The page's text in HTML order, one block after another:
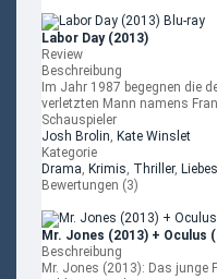
Labor Day (2013)
Review
Beschreibung
Im Jahr 1987 begegnen die
verletzten Mann namens
Schauspieler
Josh Brolin, Kate Winslet
Kategorie
Drama, Krimis, Thriller,
Bewertungen (3)
Mr. Jones (2013) + Oculus
Beschreibung
Mr. Jones (2013): Das junge